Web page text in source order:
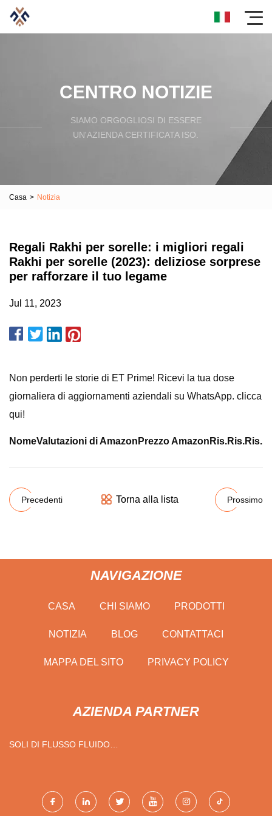
CENTRO NOTIZIE
SIAMO ORGOGLIOSI DI ESSERE
UN'AZIENDA CERTIFICATA ISO.
Casa > Notizia
Regali Rakhi per sorelle: i migliori regali
Rakhi per sorelle (2023): deliziose sorprese
per rafforzare il tuo legame
Jul 11, 2023
Non perderti le storie di ET Prime! Ricevi la tua dose
giornaliera di aggiornamenti aziendali su WhatsApp. clicca
qui!
NomeValutazioni di Amazon Prezzo Amazon Ris.Ris.Ris.
Precedenti Torna alla lista Prossimo
NAVIGAZIONE
CASA CHI SIAMO PRODOTTI
NOTIZIA BLOG CONTATTACI
MAPPA DEL SITO PRIVACY POLICY
AZIENDA PARTNER
SOLI DI FLUSSO FLUIDO